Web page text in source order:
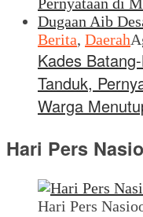
Berita, Daerah
Kades
Tanduk,
Warga
Hari Pers
Hari Pers